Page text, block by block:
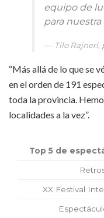
equipo de
para nuestra
Tilo Rajneri,
“Más allá de lo que se
en el orden de 191
toda la provincia.
localidades a la vez”.
Top 5 de
XX Festival